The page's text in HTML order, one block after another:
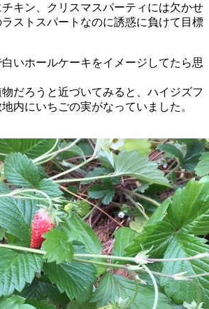
キン、クリスマスパーティには欠かせ
ストスパートなのに誘惑に負けて目標
いホールケーキをイメージしてたら思
だろうと近づいてみると、ハイジズフ
内にいちごの実がなっていました。